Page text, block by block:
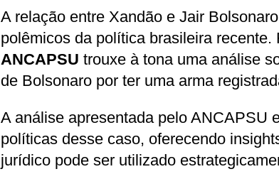
A relação entre Xandão e Jair
polêmicos da política brasileira recente.
ANCAPSU trouxe à tona uma análise
de Bolsonaro por ter uma arma
A análise apresentada pelo ANCAPSU
políticas desse caso, oferecendo
jurídico pode ser utilizado